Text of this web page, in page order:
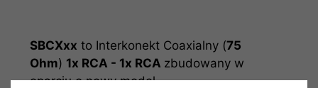
SBCXxx to Interkonekt Coaxialny (75
Ohm) 1x RCA - 1x RCA zbudowany w
oparciu o nowy model